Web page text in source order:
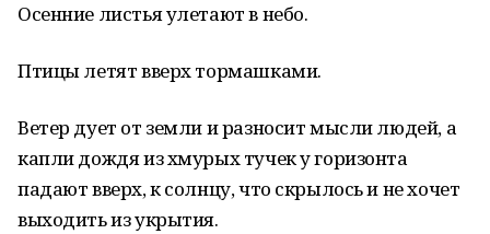
Осенние листья улетают в небо.
Птицы летят вверх тормашками.
Ветер дует от земли и разносит мысли людей, а
капли дождя из хмурых тучек у горизонта
падают вверх, к солнцу, что скрылось и не хочет
выходить из укрытия.